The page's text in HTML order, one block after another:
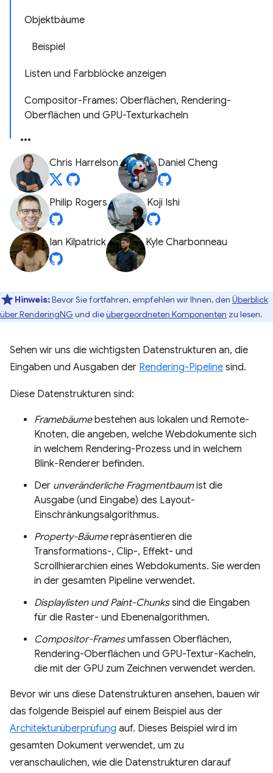
Objektbäume
Beispiel
Listen und Farbblöcke anzeigen
Compositor-Frames: Oberflächen, Rendering-
Oberflächen und GPU-Texturkacheln
Chris Harrelson Daniel Cheng
Philip Rogers Koji Ishi
Ian Kilpatrick Kyle Charbonneau
Hinweis:Bevor Sie fortfahren, empfehlen wir Ihnen, den Überblick
über RenderingNG und dieübergeordneten Komponenten zu lesen.
Sehen wir uns die wichtigsten Datenstrukturen an, die
Eingaben und Ausgaben der Rendering-Pipeline sind.
Diese Datenstrukturen sind:
Framebäumebestehen aus lokalen und Remote-
Knoten, die angeben, welche Webdokumente sich
in welchem Rendering-Prozess und in welchem
Blink-Renderer befinden.
Der unveränderliche Fragmentbaumist die
Ausgabe (und Eingabe) des Layout-
Einschränkungsalgorithmus.
Property-Bäumerepräsentieren die
Transformations-, Clip-, Effekt- und
Scrollhierarchien eines Webdokuments. Sie werden
in der gesamten Pipeline verwendet.
Displaylisten und Paint-Chunkssind die Eingaben
für die Raster- und Ebenenalgorithmen.
Compositor-Framesumfassen Oberflächen,
Rendering-Oberflächen und GPU-Textur-Kacheln,
die mit der GPU zum Zeichnen verwendet werden.
Bevor wir uns diese Datenstrukturen ansehen, bauen wir
das folgende Beispiel auf einem Beispiel aus der
Architekturüberprüfung auf. Dieses Beispiel wird im
gesamten Dokument verwendet, um zu
veranschaulichen, wie die Datenstrukturen darauf